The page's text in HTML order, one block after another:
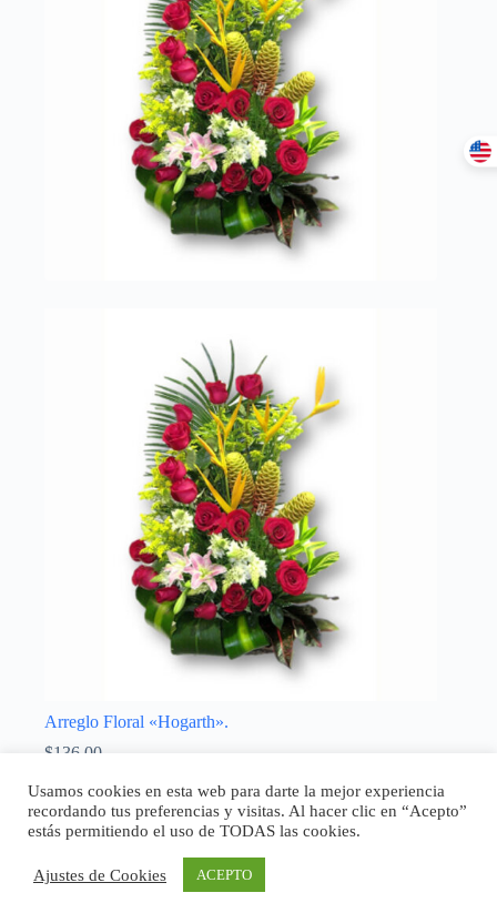
Arreglo Floral «Hogarth».
$136,00
Sin categoría
Añadir al carrito
Usamos cookies en esta web para darte la mejor experiencia
recordando tus preferencias y visitas. Al hacer clic en “Acepto”
estás permitiendo el uso de TODAS las cookies.
Ajustes de Cookies ACEPTO